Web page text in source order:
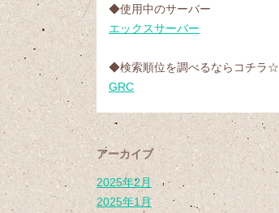
◆使用中のサーバー
エックスサーバー
◆検索順位を調べるならコチラ☆
GRC
アーカイブ
2025年2月
2025年1月